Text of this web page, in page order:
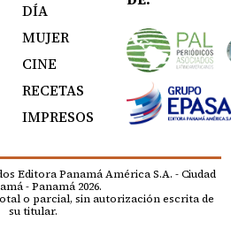
DÍA
MUJER
CINE
RECETAS
IMPRESOS
Editora Panamá América S.A. - Ciudad
- Panamá 2026.
o parcial, sin autorización escrita de
su titular.